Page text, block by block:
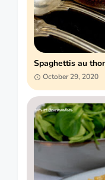
Spaghettis au
October 29, 2020